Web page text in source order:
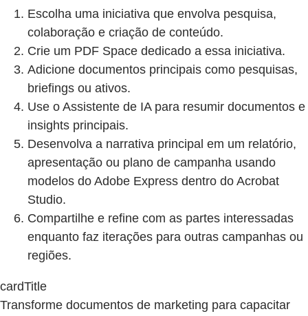
Escolha uma iniciativa que envolva pesquisa,
colaboração e criação de conteúdo.
Crie um PDF Space dedicado a essa iniciativa.
Adicione documentos principais como pesquisas,
briefings ou ativos.
Use o Assistente de IA para resumir documentos e
insights principais.
Desenvolva a narrativa principal em um relatório,
apresentação ou plano de campanha usando
modelos do Adobe Express dentro do Acrobat
Studio.
Compartilhe e refine com as partes interessadas
enquanto faz iterações para outras campanhas ou
regiões.
cardTitle
Transforme documentos de marketing para capacitar